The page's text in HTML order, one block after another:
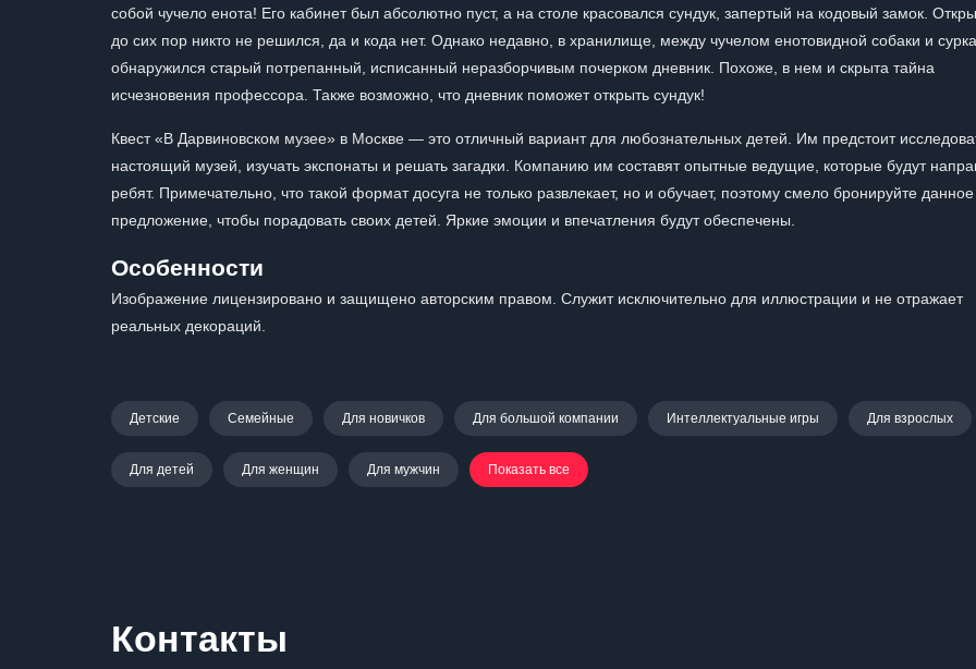
собой чучело енота! Его кабинет был абсолютно пуст, а на столе красовался сундук, запертый на кодовый замок.
до сих пор никто не решился, да и кода нет. Однако недавно, в хранилище, между чучелом енотовидной собаки и сурка,
обнаружился старый потрепанный, исписанный неразборчивым почерком дневник. Похоже, в нем и скрыта тайна
исчезновения профессора. Также возможно, что дневник поможет открыть сундук!
Квест «В Дарвиновском музее» в Москве — это отличный вариант для любознательных детей. Им предстоит
настоящий музей, изучать экспонаты и решать загадки. Компанию им составят опытные ведущие, которые будут
ребят. Примечательно, что такой формат досуга не только развлекает, но и обучает, поэтому смело бронируйте данное
предложение, чтобы порадовать своих детей. Яркие эмоции и впечатления будут обеспечены.
Особенности
Изображение лицензировано и защищено авторским правом. Служит исключительно для иллюстрации и не отражает
реальных декораций.
Детские Семейные Для новичков Для большой компании Интеллектуальные игры Для взрослых
Для детей Для женщин Для мужчин Показать все
Контакты